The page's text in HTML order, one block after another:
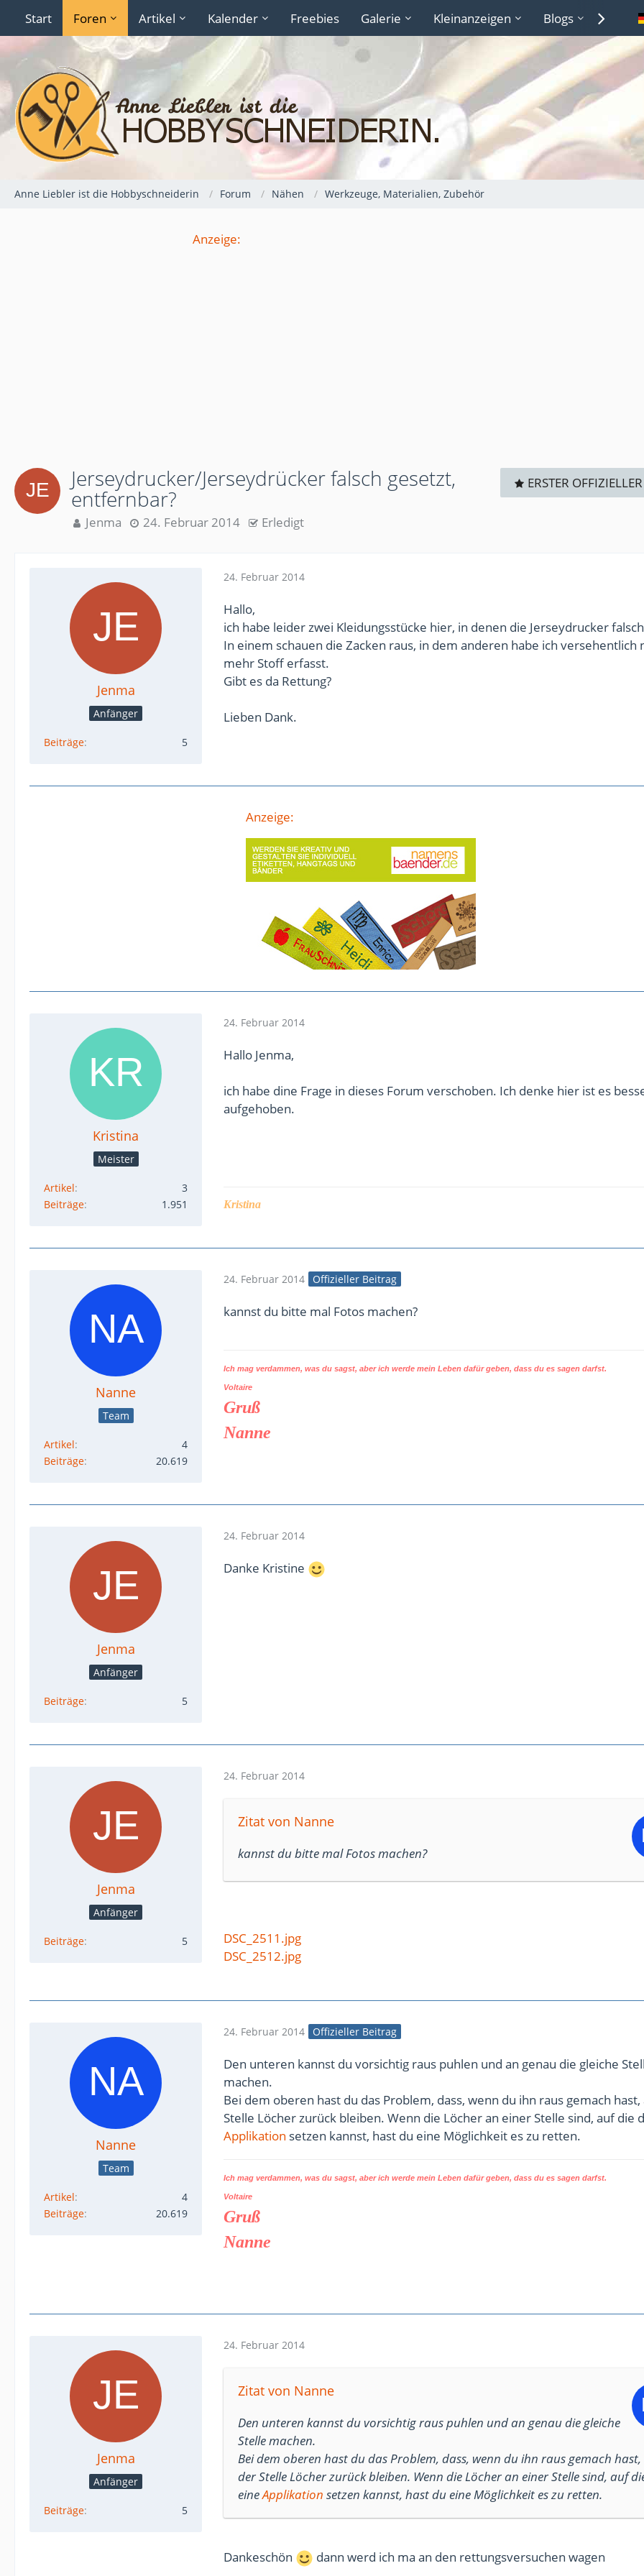
Start Foren Artikel Kalender Freebies Galerie Kleinanzeigen Blogs
Anne Liebler ist die Hobbyschneiderin Forum Nähen Werkzeuge, Materialien, Zubehör
Anzeige:
Jerseydrucker/Jerseydrücker falsch gesetzt,
entfernbar?
Jenma 24. Februar 2014 Erledigt
ERSTER
Jenma
Anfänger
Beiträge 5
24. Februar 2014
Hallo,
ich habe leider zwei Kleidungsstücke hier, in denen die Jerseydrucker
In einem schauen die Zacken raus, in dem anderen habe ich versehentlich
mehr Stoff erfasst.
Gibt es da Rettung?
Lieben Dank.
Anzeige:
Kristina
Meister
Artikel
3
Beiträge
1.951
24. Februar 2014
Hallo Jenma,
ich habe dine Frage in dieses Forum verschoben. Ich denke hier ist es
aufgehoben.
Kristina
Nanne
Team
Artikel
4
Beiträge
20.619
24. Februar 2014 Offizieller Beitrag
kannst du bitte mal Fotos machen?
Ich mag verdammen, was du sagst, aber ich werde mein Leben dafür geben, dass du es sagen darfst.
Voltaire
Gruß
Nanne
Jenma
Anfänger
Beiträge 5
24. Februar 2014
Danke Kristine
Jenma
Anfänger
Beiträge 5
24. Februar 2014
Zitat von Nanne
kannst du bitte mal Fotos machen?
DSC_2511.jpg
DSC_2512.jpg
Nanne
Team
Artikel
4
Beiträge
20.619
24. Februar 2014 Offizieller Beitrag
Den unteren kannst du vorsichtig raus puhlen und an genau die gleiche
machen.
Bei dem oberen hast du das Problem, dass, wenn du ihn raus gemach
Stelle Löcher zurück bleiben. Wenn die Löcher an einer Stelle sind, auf die
Applikation setzen kannst, hast du eine Möglichkeit es zu retten.
Ich mag verdammen, was du sagst, aber ich werde mein Leben dafür geben, dass du es sagen darfst.
Voltaire
Gruß
Nanne
Jenma
Anfänger
Beiträge 5
24. Februar 2014
Zitat von Nanne
Den unteren kannst du vorsichtig raus puhlen und an genau die gleiche
Stelle machen.
Bei dem oberen hast du das Problem, dass, wenn du ihn raus gemach
der Stelle Löcher zurück bleiben. Wenn die Löcher an einer Stelle sind, auf
eineApplikation setzen kannst, hast du eine Möglichkeit es zu retten.
Dankeschön dann werd ich ma an den rettungsversuchen wagen